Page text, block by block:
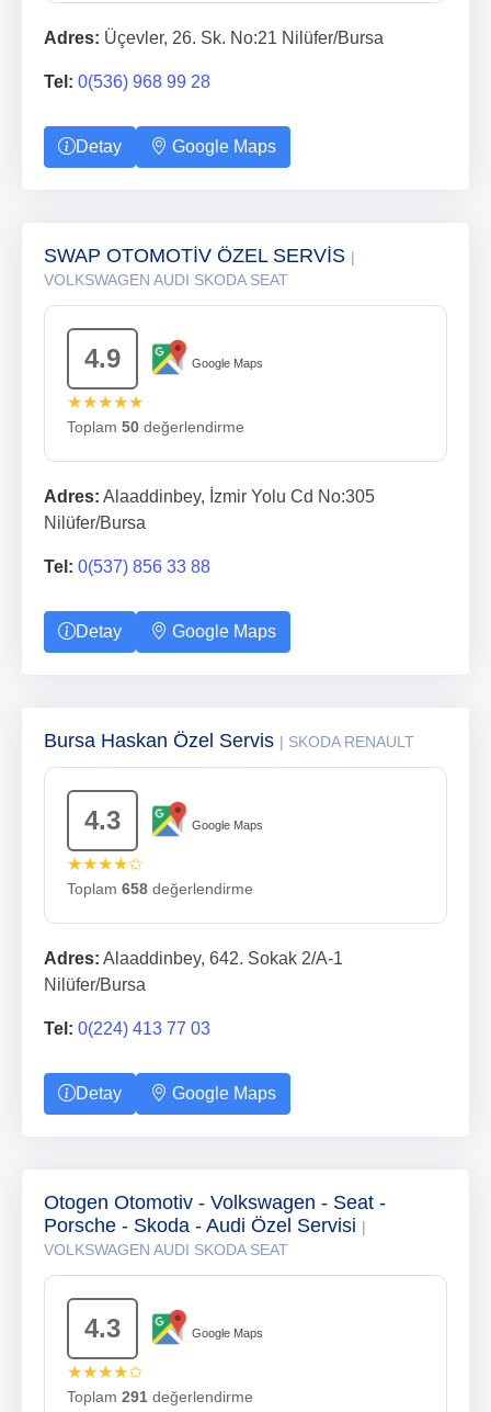
Adres: Üçevler, 26. Sk. No:21 Nilüfer/Bursa
Tel: 0(536) 968 99 28
Detay Google Maps
SWAP OTOMOTİV ÖZEL SERVİS |
VOLKSWAGEN AUDI SKODA SEAT
4.9 Google Maps
★★★★★
Toplam 50 değerlendirme
Adres: Alaaddinbey, İzmir Yolu Cd No:305
Nilüfer/Bursa
Tel: 0(537) 856 33 88
Detay Google Maps
Bursa Haskan Özel Servis | SKODA RENAULT
4.3 Google Maps
★★★★✩
Toplam 658 değerlendirme
Adres: Alaaddinbey, 642. Sokak 2/A-1
Nilüfer/Bursa
Tel: 0(224) 413 77 03
Detay Google Maps
Otogen Otomotiv - Volkswagen - Seat -
Porsche - Skoda - Audi Özel Servisi |
VOLKSWAGEN AUDI SKODA SEAT
4.3 Google Maps
★★★★✩
Toplam 291 değerlendirme